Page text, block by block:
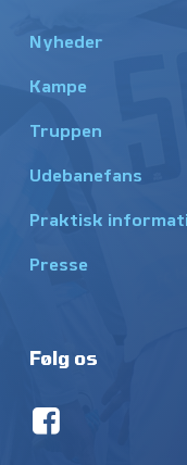
Nyheder
Kampe
Truppen
Udebanefans
Praktisk
Presse
Følg os